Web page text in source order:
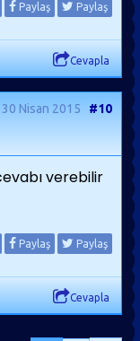
Paylaş Paylaş
Cevapla
30 Nisan 2015 #10
verebilir
Paylaş Paylaş
Cevapla